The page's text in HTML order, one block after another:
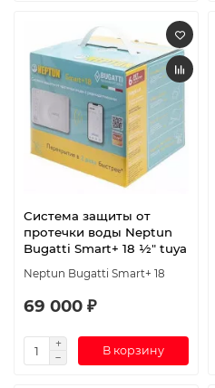
Система защиты от
протечки воды Neptun
Bugatti Smart+ 18 ½" tuya
Neptun Bugatti Smart+ 18
69 000 ₽
В корзину